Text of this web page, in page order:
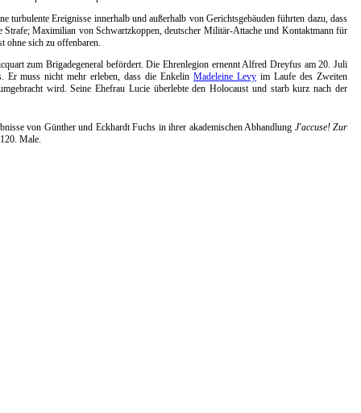
turbulente Ereignisse innerhalb und außerhalb von Gerichtsgebäuden führten dazu, dass
Strafe; Maximilian von Schwartzkoppen, deutscher Militär-Attache und Kontaktmann für
ohne sich zu offenbaren.
zum Brigadegeneral befördert. Die Ehrenlegion ernennt Alfred Dreyfus am 20. Juli
muss nicht mehr erleben, dass die EnkelinMadeleine Levy im Laufe des Zweiten
wird. Seine Ehefrau Lucie überlebte den Holocaust und starb kurz nach der
von Günther und Eckhardt Fuchs in ihrer akademischen Abhandlung J'accuse! Zur
Male.